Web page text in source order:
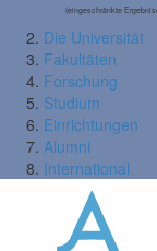
(eingeschränkte
Die Universität
Fakultäten
Forschung
Studium
Einrichtungen
Alumni
International